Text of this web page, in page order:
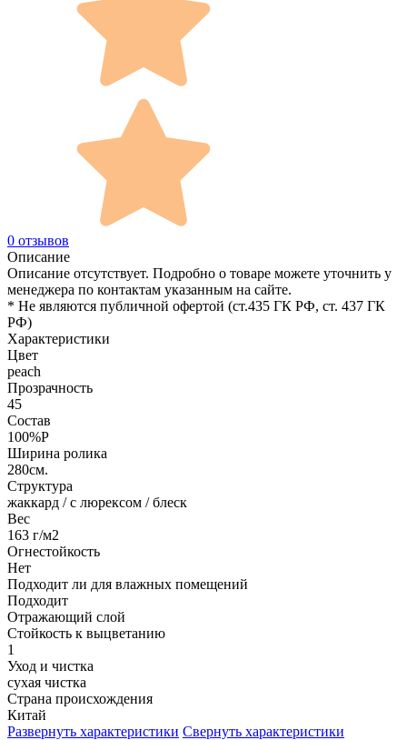
0 отзывов
Описание
Описание отсутствует. Подробно о товаре можете уточнить у
менеджера по контактам указанным на сайте.
* Не являются публичной офертой (ст.435 ГК РФ, cт. 437 ГК
РФ)
Характеристики
Цвет
peach
Прозрачность
45
Состав
100%P
Ширина ролика
280см.
Структура
жаккард / с люрексом / блеск
Вес
163 г/м2
Огнестойкость
Нет
Подходит ли для влажных помещений
Подходит
Отражающий слой
Стойкость к выцветанию
1
Уход и чистка
сухая чистка
Страна происхождения
Китай
Развернуть характеристики Свернуть характеристики